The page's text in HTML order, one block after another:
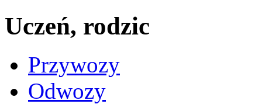
Uczeń, rodzic
Przywozy
Odwozy